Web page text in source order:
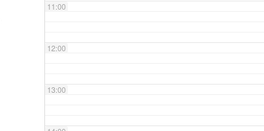
11:00
12:00
13:00